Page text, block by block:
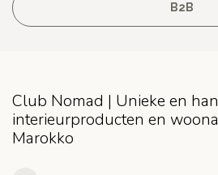
B2B
Club Nomad | Unieke en
interieurproducten en
Marokko